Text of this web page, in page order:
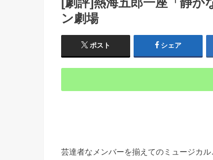
[劇評]熱海五郎一座「静か
ン劇場
ポスト シェア
芸達者なメンバーを揃えてのミュージカ